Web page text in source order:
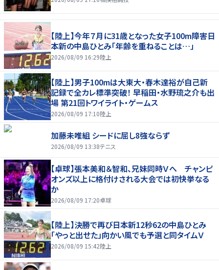
【陸上】今年７月に31歳となった女子100m障害日
本新の中島ひとみ「年齢を重ねることは…」
2026/08/09 16:29陸上
【陸上】男子100mは大東大・春木達裕が自己新
記録で全カレ標準突破！ 早稲田・水野琉之介も出
場 第21回トワイライト・ゲームス
2026/08/09 17:10陸上
加藤未唯組 シードに屈し8強ならず
2026/08/09 13:38テニス
【卓球】張本美和＆智和、兄妹同時Ｖへ チャンピ
オンズ以上に格付けされる大会では初快挙なる
か
2026/08/09 17:20卓球
【陸上】決勝で再び日本新12秒62の中島ひとみ
「やっと出せた」向かい風でも予選と同タイムＶ
2026/08/09 15:42陸上